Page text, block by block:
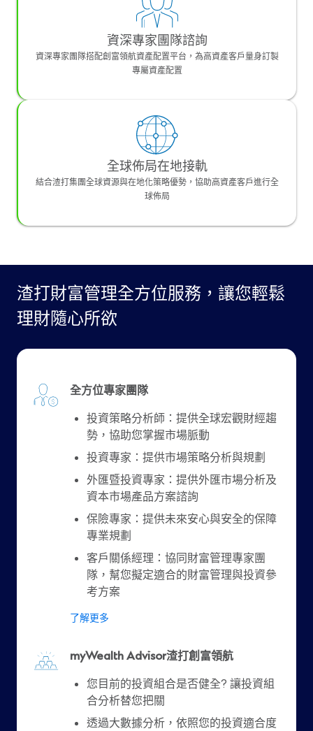
資深專家團隊諮詢
資深專家團隊搭配創富領航資產配置平台，為高資產客戶量身訂製
專屬資產配置
全球佈局在地接軌
結合渣打集團全球資源與在地化策略優勢，協助高資產客戶進行全
球佈局
渣打財富管理全方位服務，讓您輕鬆
理財隨心所欲
全方位專家團隊
投資策略分析師：提供全球宏觀財經趨
勢，協助您掌握市場脈動
投資專家：提供市場策略分析與規劃
外匯暨投資專家：提供外匯市場分析及
資本市場產品方案諮詢
保險專家：提供未來安心與安全的保障
專業規劃
客戶關係經理：協同財富管理專家團
隊，幫您擬定適合的財富管理與投資參
考方案
了解更多
myWealth Advisor渣打創富領航
您目前的投資組合是否健全? 讓投資組
合分析替您把關
透過大數據分析，依照您的投資適合度